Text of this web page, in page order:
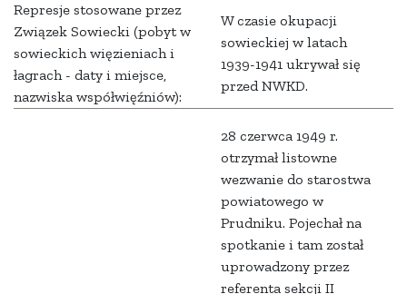
Represje stosowane przez
Związek Sowiecki (pobyt w
sowieckich więzieniach i
łagrach - daty i miejsce,
nazwiska współwięźniów):
W czasie okupacji
sowieckiej w latach
1939-1941 ukrywał się
przed NWKD.
28 czerwca 1949 r.
otrzymał listowne
wezwanie do starostwa
powiatowego w
Prudniku. Pojechał na
spotkanie i tam został
uprowadzony przez
referenta sekcji II